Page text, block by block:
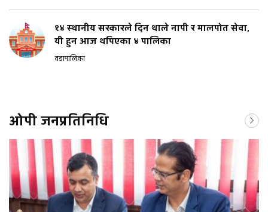
१४ स्थानीय सरकारले दिन थाले नापी र मालपोत सेवा,
यी हुन आज थपिएका ४ पालिका
वडापालिका
ओपी जनप्रतिनिधि